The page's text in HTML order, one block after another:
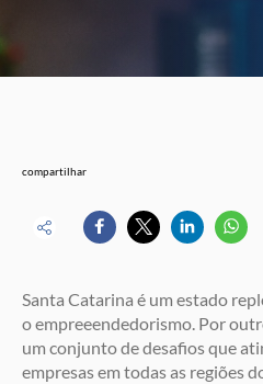
compartilhar
Santa Catarina é um estado
o empreeendedorismo. Por
um conjunto de desafios que
empresas em todas as regiões